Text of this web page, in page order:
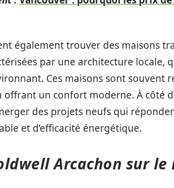
également trouver des maisons
par une architecture locale,
Ces maisons sont souvent
un confort moderne. À côté
des projets neufs qui
et d’efficacité énergétique.
Arcachon sur le